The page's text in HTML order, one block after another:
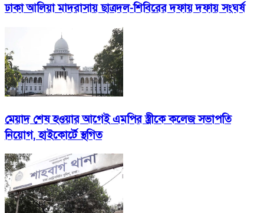
ঢাকা আলিয়া মাদরাসায় ছাত্রদল-শিবিরের দফায় দফায় সংঘর্ষ
মেয়াদ শেষ হওয়ার আগেই এমপির স্ত্রীকে কলেজ সভাপতি
নিয়োগ, হাইকোর্টে স্থগিত